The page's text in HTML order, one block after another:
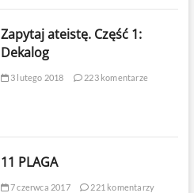
Zapytaj ateistę. Część 1:
Dekalog
3 lutego 2018 223 komentarze
11 PLAGA
7 czerwca 2017 221 komentarzy